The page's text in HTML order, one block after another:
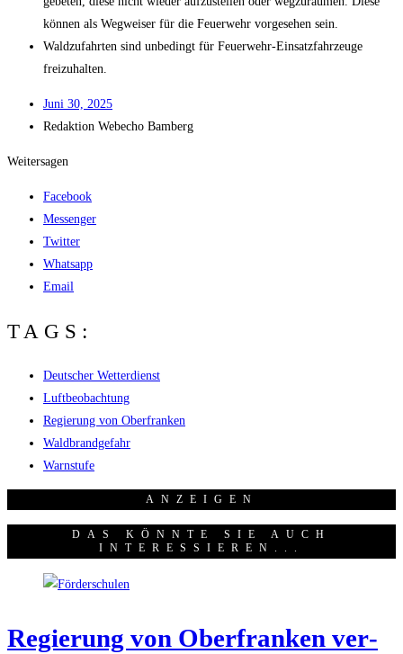
kön­nen als Weg­wei­ser für die Feu­er­wehr vor­ge­se­hen sein.
Wald­zu­fahr­ten sind unbe­dingt für Feu­er­wehr-Ein­satz­fahr­zeu­ge
freizuhalten.
Juni 30, 2025
Redak­ti­on Web­echo Bamberg
Weitersagen
Facebook
Messenger
Twitter
Whatsapp
Email
TAGS:
Deutscher Wetterdienst
Luftbeobachtung
Regierung von Oberfranken
Waldbrandgefahr
Warnstufe
ANZEI­GEN
DAS KÖNNTE SIE AUCH
INTERESSIEREN...
Regie­rung von Ober­fran­ken ver­